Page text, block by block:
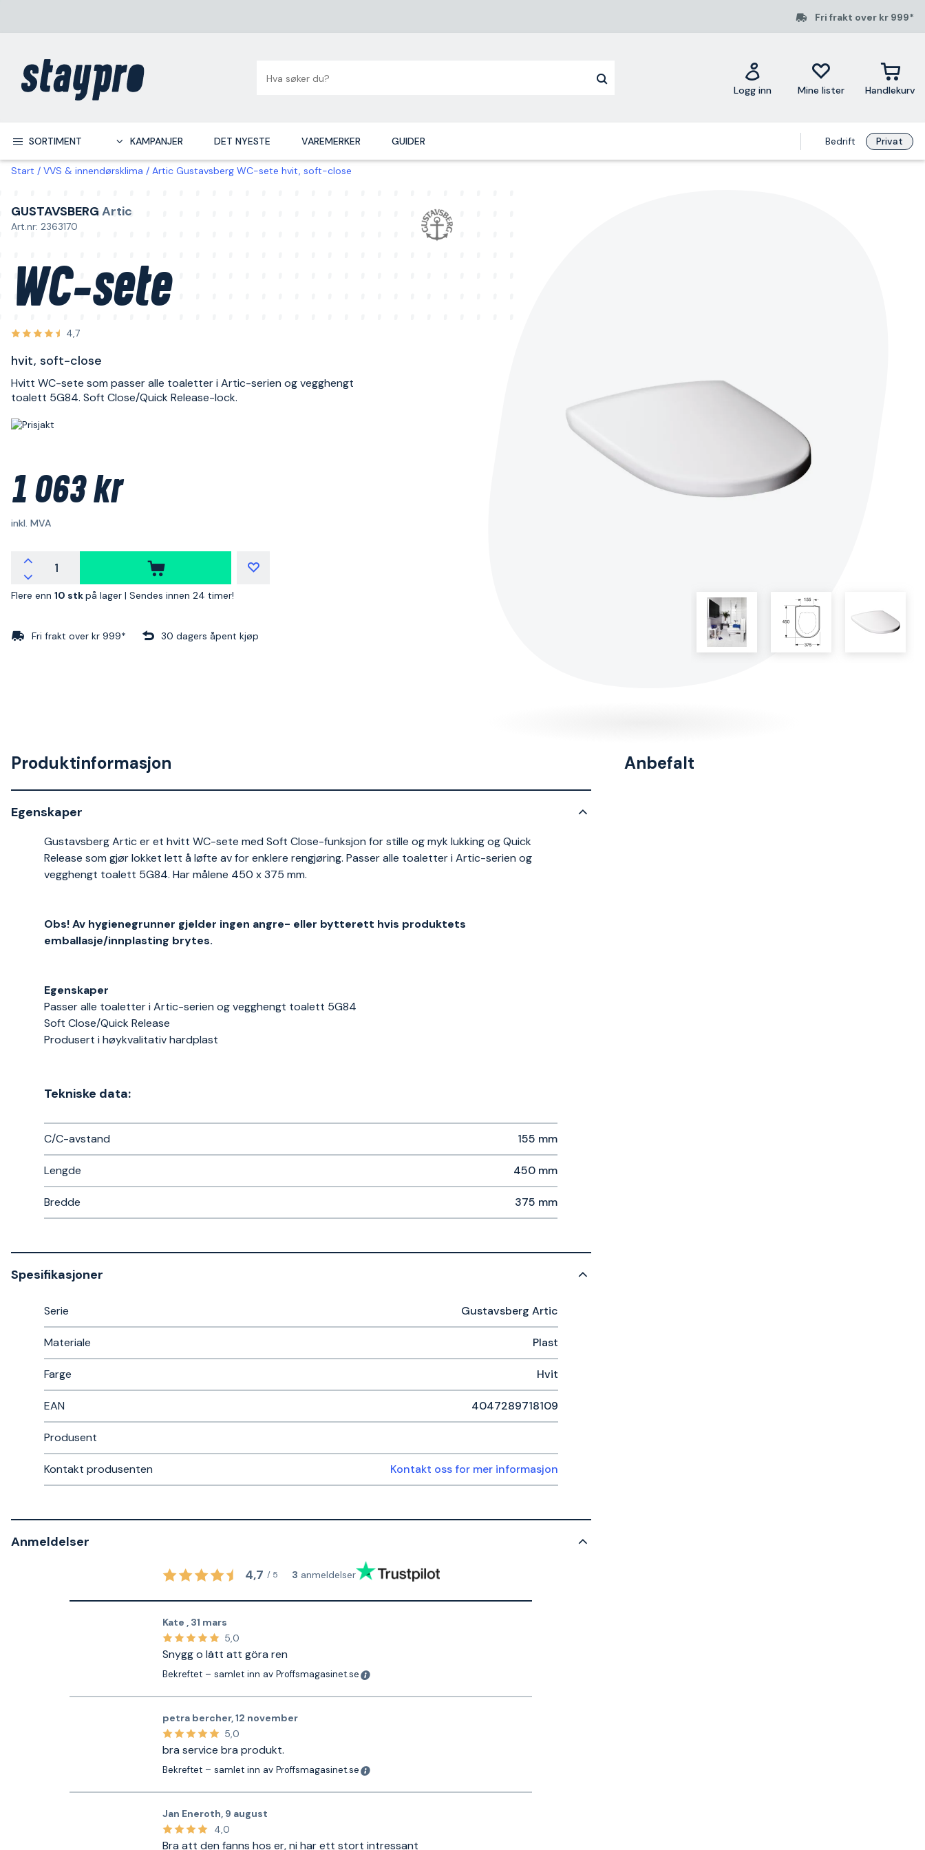
Fri frakt over kr 999*
Logg inn Mine lister Handlekurv
SORTIMENT KAMPANJER DET NYESTE VAREMERKER GUIDER Bedrift Privat
Start VVS & innendørsklima Artic Gustavsberg WC-sete hvit, soft-close
GUSTAVSBERG Artic
Art.nr: 2363170
WC-sete
4,7
hvit, soft-close
Hvitt WC-sete som passer alle toaletter i Artic-serien og vegghengt
toalett 5G84. Soft Close/Quick Release-lock.
1 063 kr
inkl. MVA
Flere enn 10 stkpå lager | Sendes innen 24 timer!
Fri frakt over kr 999* 30 dagers åpent kjøp
Produktinformasjon
Egenskaper
Gustavsberg Artic er et hvitt WC-sete med Soft Close-funksjon for stille og myk lukking og Quick
Release som gjør lokket lett å løfte av for enklere rengjøring. Passer alle toaletter i Artic-serien og
vegghengt toalett 5G84. Har målene 450 x 375 mm.
Obs! Av hygienegrunner gjelder ingen angre- eller bytterett hvis produktets
emballasje/innplasting brytes.
Egenskaper
Passer alle toaletter i Artic-serien og vegghengt toalett 5G84
Soft Close/Quick Release
Produsert i høykvalitativ hardplast
Tekniske data:
C/C-avstand 155 mm
Lengde 450 mm
Bredde 375 mm
Spesifikasjoner
Serie Gustavsberg Artic
Materiale Plast
Farge Hvit
EAN 4047289718109
Produsent
Kontakt produsenten Kontakt oss for mer informasjon
Anmeldelser
4,7 / 5 3 anmeldelser
Kate , 31 mars
5,0
Snygg o lätt att göra ren
Bekreftet – samlet inn av Proffsmagasinet.se
petra bercher,12 november
5,0
bra service bra produkt.
Bekreftet – samlet inn av Proffsmagasinet.se
Jan Eneroth, 9 august
4,0
Bra att den fanns hos er, ni har ett stort intressant
Anbefalt